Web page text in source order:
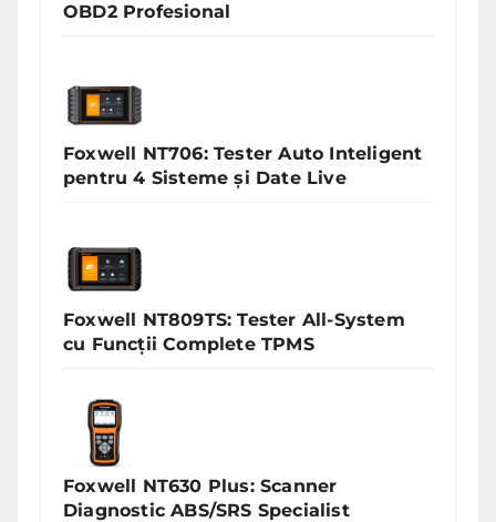
OBD2 Profesional
Foxwell NT706: Tester Auto Inteligent
pentru 4 Sisteme și Date Live
Foxwell NT809TS: Tester All-System
cu Funcții Complete TPMS
Foxwell NT630 Plus: Scanner
Diagnostic ABS/SRS Specialist